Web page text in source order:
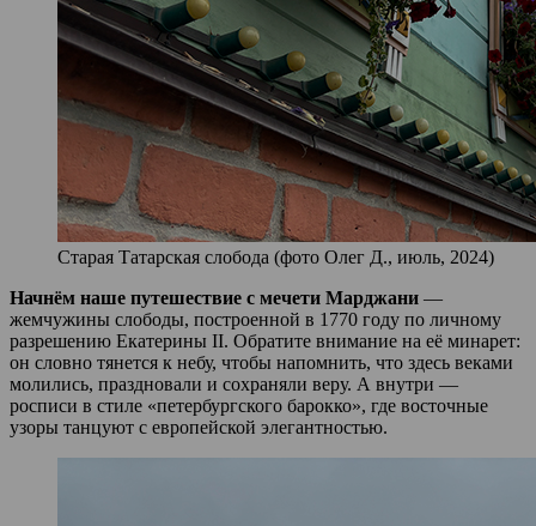
Старая Татарская слобода (фото Олег Д., июль, 2024)
Начнём наше путешествие с мечети Марджани —
жемчужины слободы, построенной в 1770 году по личному
разрешению Екатерины II. Обратите внимание на её минарет:
он словно тянется к небу, чтобы напомнить, что здесь веками
молились, праздновали и сохраняли веру. А внутри —
росписи в стиле «петербургского барокко», где восточные
узоры танцуют с европейской элегантностью.